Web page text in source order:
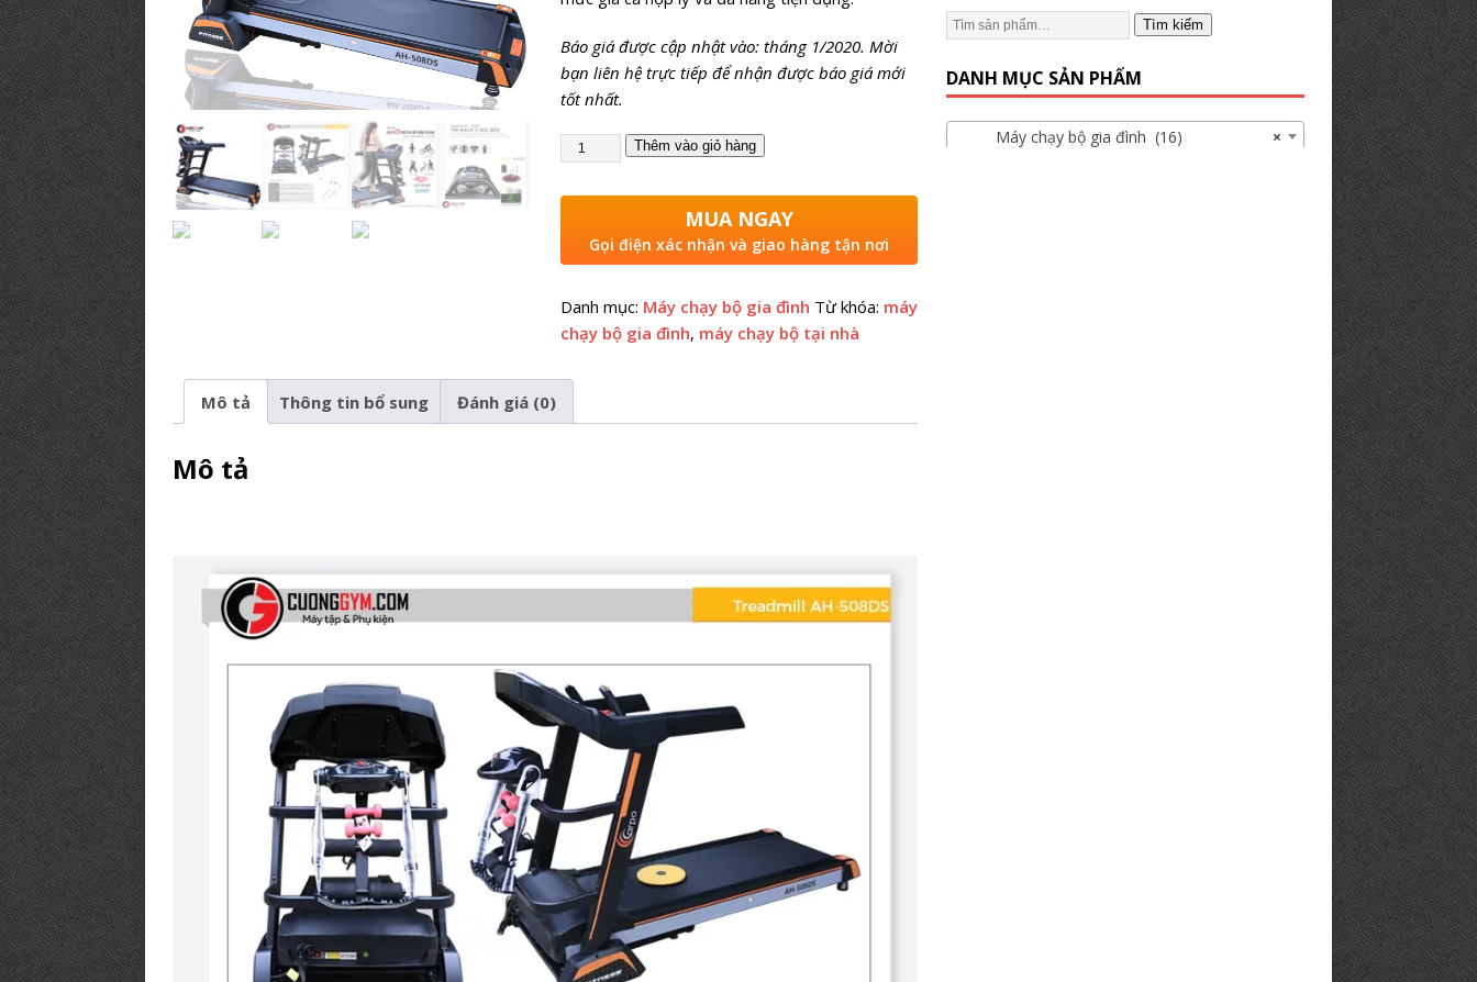
PHÒNG GYM TIÊU BIỂU
[ 12/03/2019 ] BÍ KÍP【Mở Phòng Gym Hiệu Quả】Hướng dẫn từ A đến Z
KINH NGHIỆM MỞ
PHÒNG TẬP
Báo giá được cập nhật vào: tháng 1/2020. Mời
bạn liên hệ trực tiếp để nhận được báo giá mới
tốt nhất.
Thêm vào giỏ hàng
MUA NGAY
Gọi điện xác nhận và giao hàng tận nơi
Danh mục: Máy chạy bộ gia đình Từ khóa: máy
chạy bộ gia đình, máy chạy bộ tại nhà
Mô tả Thông tin bổ sung Đánh giá (0)
Mô tả
Tìm kiếm
DANH MỤC SẢN PHẨM
×
Máy chạy bộ gia đình (16)